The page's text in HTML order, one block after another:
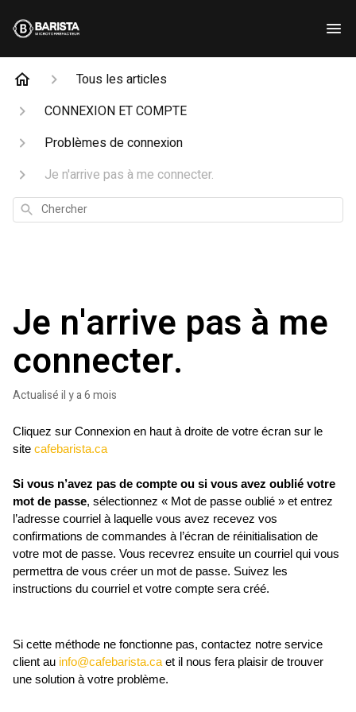
Tous les articles
CONNEXION ET COMPTE
Problèmes de connexion
Je n'arrive pas à me connecter.
Chercher
Je n'arrive pas à me
connecter.
Actualiséil y a 6 mois
Cliquez sur Connexion en haut à droite de votre écran sur le
site cafebarista.ca
Si vous n’avez pas de compte ou si vous avez oublié votre
mot de passe, sélectionnez « Mot de passe oublié » et entrez
l’adresse courriel à laquelle vous avez recevez vos
confirmations de commandes à l’écran de réinitialisation de
votre mot de passe. Vous recevrez ensuite un courriel qui vous
permettra de vous créer un mot de passe. Suivez les
instructions du courriel et votre compte sera créé.
Si cette méthode ne fonctionne pas, contactez notre service
client au info@cafebarista.ca et il nous fera plaisir de trouver
une solution à votre problème.